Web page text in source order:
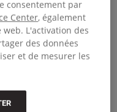
Des modèles faits pour
nos
consentement par
Center, également
L'activation des
des données
et de mesurer les